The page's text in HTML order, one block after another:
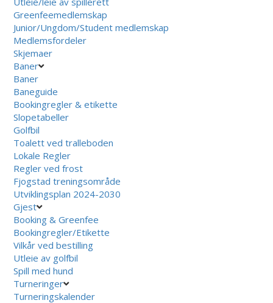
Greenfeemedlemskap
Junior/Ungdom/Student medlemskap
Medlemsfordeler
Skjemaer
Baner
Baner
Baneguide
Bookingregler & etikette
Slopetabeller
Golfbil
Toalett ved tralleboden
Lokale Regler
Regler ved frost
Fjogstad treningsområde
Utviklingsplan 2024-2030
Gjest
Booking & Greenfee
Bookingregler/Etikette
Vilkår ved bestilling
Utleie av golfbil
Spill med hund
Turneringer
Turneringskalender